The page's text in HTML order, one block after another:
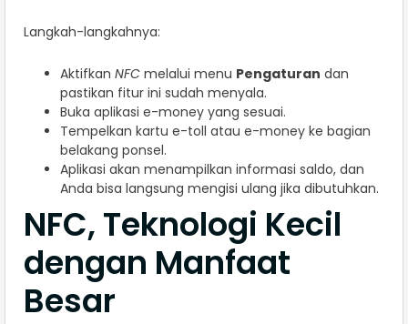
Langkah-langkahnya:
Aktifkan NFC melalui menu Pengaturan dan
pastikan fitur ini sudah menyala.
Buka aplikasi e-money yang sesuai.
Tempelkan kartu e-toll atau e-money ke bagian
belakang ponsel.
Aplikasi akan menampilkan informasi saldo, dan
Anda bisa langsung mengisi ulang jika dibutuhkan.
NFC, Teknologi Kecil
dengan Manfaat
Besar